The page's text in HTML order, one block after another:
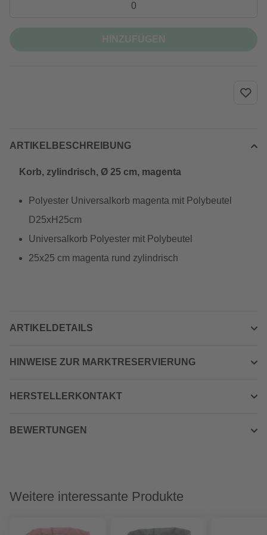
ARTIKELBESCHREIBUNG
Korb, zylindrisch, Ø 25 cm, magenta
Polyester Universalkorb magenta mit Polybeutel
D25xH25cm
Universalkorb Polyester mit Polybeutel
25x25 cm magenta rund zylindrisch
ARTIKELDETAILS
HINWEISE ZUR MARKTRESERVIERUNG
HERSTELLERKONTAKT
BEWERTUNGEN
Weitere interessante Produkte